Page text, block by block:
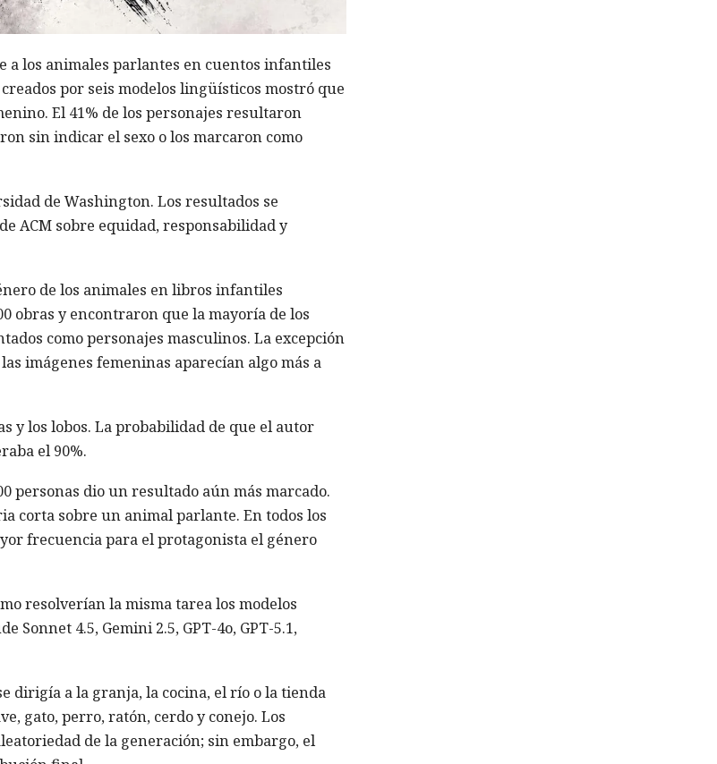
los animales parlantes en cuentos infantiles
por seis modelos lingüísticos mostró que
El 41% de los personajes resultaron
sin indicar el sexo o los marcaron como
de Washington. Los resultados se
ACM sobre equidad, responsabilidad y
de los animales en libros infantiles
obras y encontraron que la mayoría de los
como personajes masculinos. La excepción
imágenes femeninas aparecían algo más a
y los lobos. La probabilidad de que el autor
el 90%.
personas dio un resultado aún más marcado.
corta sobre un animal parlante. En todos los
frecuencia para el protagonista el género
resolverían la misma tarea los modelos
4.5, Gemini 2.5, GPT-4o, GPT-5.1,
dirigía a la granja, la cocina, el río o la tienda
gato, perro, ratón, cerdo y conejo. Los
de la generación; sin embargo, el